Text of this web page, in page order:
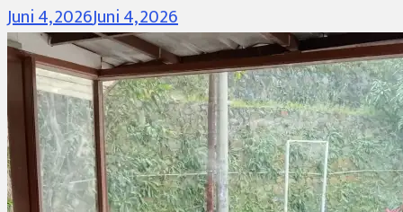
Juni 4, 2026Juni 4, 2026